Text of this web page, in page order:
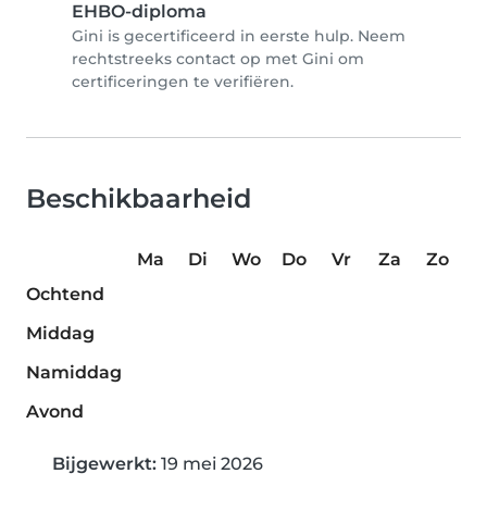
EHBO-diploma
Gini is gecertificeerd in eerste hulp. Neem
rechtstreeks contact op met Gini om
certificeringen te verifiëren.
Beschikbaarheid
Ma Di Wo Do Vr Za
Zo
Ochtend
Middag
Namiddag
Avond
Bijgewerkt: 19 mei 2026